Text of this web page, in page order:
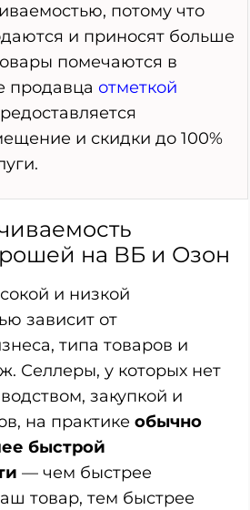
потому что
и приносят больше
помечаются в
продавца отметкой
и скидки до 100%
на ВБ и Озон
и низкой
зависит от
типа товаров и
Селлеры, у которых нет
закупкой и
на практике обычно
быстрой
— чем быстрее
товар, тем быстрее